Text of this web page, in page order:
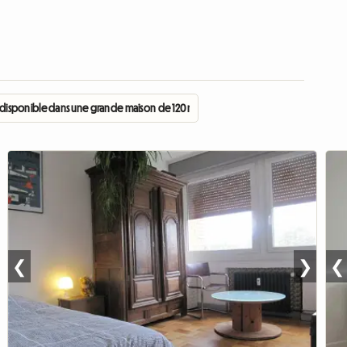
dans une grande maison de 120 m² (ch4)
❮ ❯ ❮